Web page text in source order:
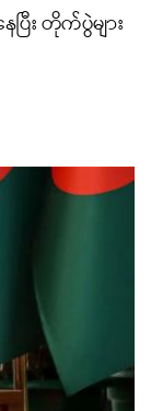
ြီး တိုက်ပွဲများ